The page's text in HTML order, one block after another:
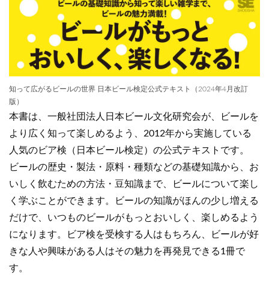
知って広がるビールの世界 日本ビール検定公式テキスト（2024年4月改訂
版）
本書は、一般社団法人日本ビール文化研究会が、ビールを
より広く知って楽しめるよう、2012年から実施している
人気のビア検（日本ビール検定）の公式テキストです。
ビールの歴史・製法・原料・種類などの基礎知識から、お
いしく飲むための方法・豆知識まで、ビールについて楽し
く学ぶことができます。ビールの知識がほんの少し増える
だけで、いつものビールがもっとおいしく、楽しめるよう
になります。ビア検を受検する人はもちろん、ビールが好
きな人や興味がある人はその魅力を再発見できる1冊で
す。